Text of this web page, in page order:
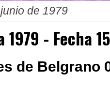
de 1979
1979 - Fecha 15
de Belgrano